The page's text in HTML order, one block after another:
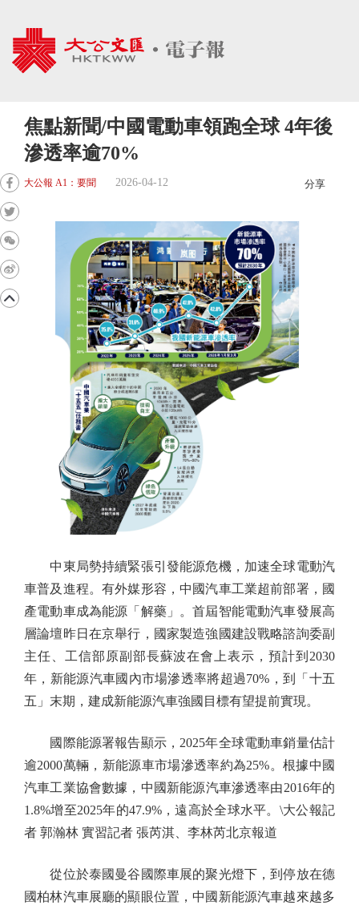
焦點新聞/中國電動車領跑全球 4年後
滲透率逾70%
大公報 A1：要聞 2026-04-12 分享
中東局勢持續緊張引發能源危機，加速全球電動汽
車普及進程。有外媒形容，中國汽車工業超前部署，國
產電動車成為能源「解藥」。首屆智能電動汽車發展高
層論壇昨日在京舉行，國家製造強國建設戰略諮詢委副
主任、工信部原副部長蘇波在會上表示，預計到2030
年，新能源汽車國內市場滲透率將超過70%，到「十五
五」末期，建成新能源汽車強國目標有望提前實現。
國際能源署報告顯示，2025年全球電動車銷量估計
逾2000萬輛，新能源車市場滲透率約為25%。根據中國
汽車工業協會數據，中國新能源汽車滲透率由2016年的
1.8%增至2025年的47.9%，遠高於全球水平。\大公報記
者 郭瀚林 實習記者 張芮淇、李林芮北京報道
從位於泰國曼谷國際車展的聚光燈下，到停放在德
國柏林汽車展廳的顯眼位置，中國新能源汽車越來越多